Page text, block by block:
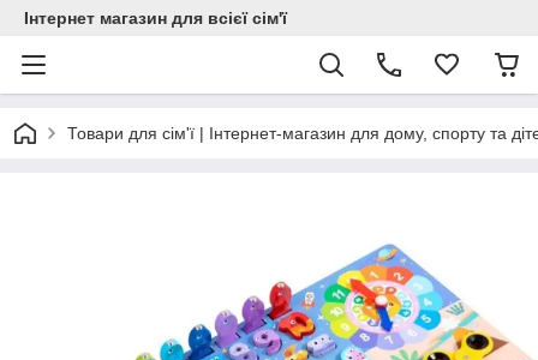
Інтернет магазин для всієї сім'ї
Товари для сім'ї | Інтернет-магазин для дому, спорту та